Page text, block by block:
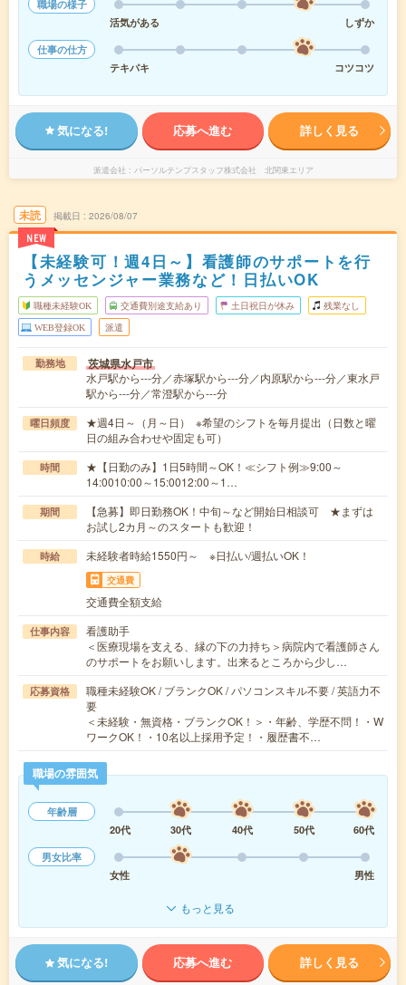
職場の様子
活気がある
しずか
仕事の仕方
テキパキ
コツコツ
気になる! 応募へ進む 詳しく見る
派遣会社 パーソルテンプスタッフ株式会社 北関東エリア
未読
NEW
掲載日 2026/08/07
【未経験可！週4日～】看護師のサポートを行
うメッセンジャー業務など！日払いOK
職種未経験OK 交通費別途支給あり 土日祝日が休み 残業なし
WEB登録OK 派遣
勤務地 茨城県水戸市
水戸駅から---分／赤塚駅から---分／内原駅から---分／東水戸
駅から---分／常澄駅から---分
曜日頻度
★週4日～（月～日） ※希望のシフトを毎月提出（日数と曜
日の組み合わせや固定も可）
時間
★【日勤のみ】1日5時間～OK！≪シフト例≫9:00～
14:0010:00～15:0012:00～1…
期間
【急募】即日勤務OK！中旬～など開始日相談可 ★まずは
お試し2カ月～のスタートも歓迎！
時給 未経験者時給1550円～ ※日払い/週払いOK！
交通費
交通費全額支給
仕事内容
看護助手
＜医療現場を支える、縁の下の力持ち＞病院内で看護師さん
のサポートをお願いします。出来るところから少し…
応募資格
職種未経験OK / ブランクOK / パソコンスキル不要 / 英語力不
要
＜未経験・無資格・ブランクOK！＞・年齢、学歴不問！・W
ワークOK！・10名以上採用予定！・履歴書不…
職場の雰囲気
年齢層
20代
30代 40代 50代
60代
男女比率
女性
男性
もっと見る
気になる! 応募へ進む 詳しく見る